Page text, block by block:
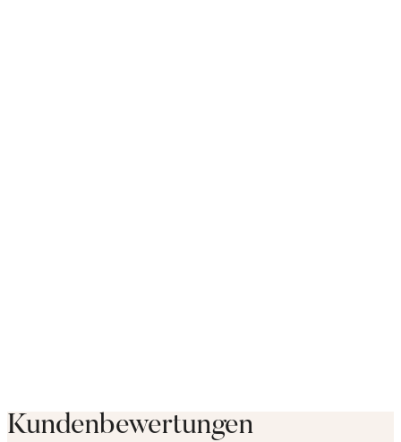
Kundenbewertungen